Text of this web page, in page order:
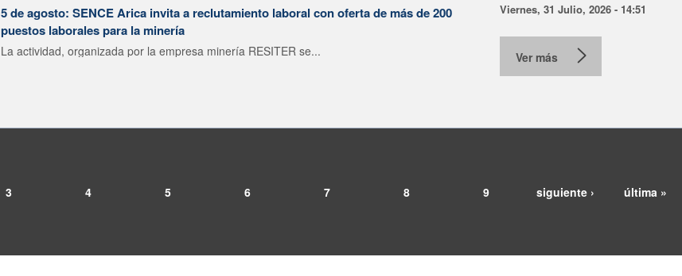
5 de agosto: SENCE Arica invita a reclutamiento laboral con oferta de más de 200
puestos laborales para la minería
La actividad, organizada por la empresa minería RESITER se...
Viernes, 31 Julio, 2026 - 14:51
Ver más
3 4 5 6 7 8 9 siguiente › última »